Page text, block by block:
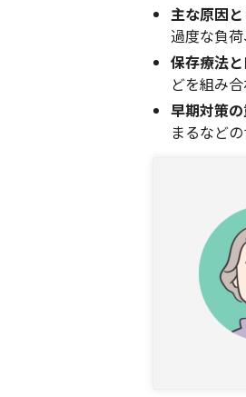
主な原因
過度な負
保存療法
どを組み
早期対策
まるなど